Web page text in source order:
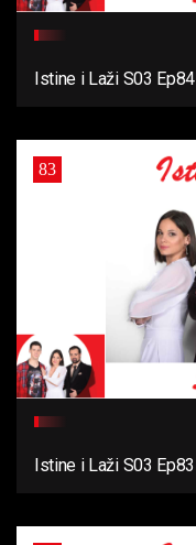
Istine i Laži S03 Ep84
83
Istine i Laži S03 Ep83